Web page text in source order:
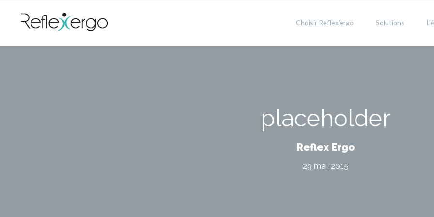
Choisir Reflex’ergo Solutions
placeholder
Reflex Ergo
29 mai, 2015